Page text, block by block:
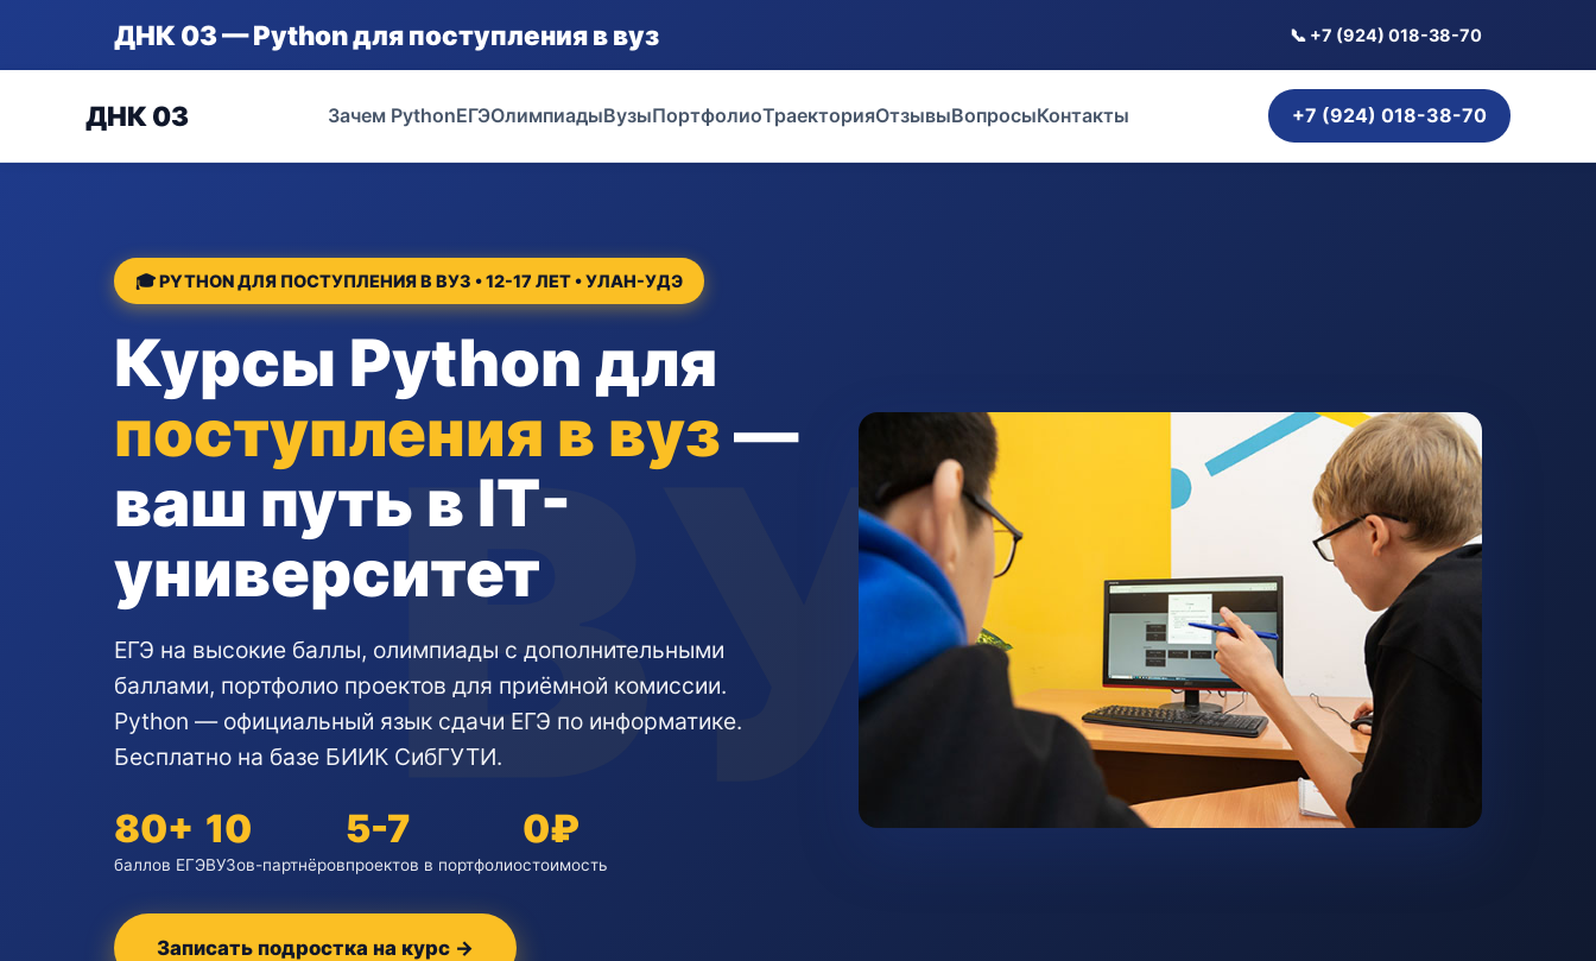
ДНК 03 — Python для поступления в вуз 📞 +7 (924) 018-38-70
ДНК 03 Зачем PythonЕГЭОлимпиадыВузыПортфолиоТраекторияОтзывыВопросыКонтакты +7 (924) 018-38-70
🎓 PYTHON ДЛЯ ПОСТУПЛЕНИЯ В ВУЗ • 12-17 ЛЕТ • УЛАН-УДЭ
Курсы Python для
поступления в вуз—
ваш путь в IT-
университет
ЕГЭ на высокие баллы, олимпиады с дополнительными
баллами, портфолио проектов для приёмной комиссии.
Python — официальный язык сдачи ЕГЭ по информатике.
Бесплатно на базе БИИК СибГУТИ.
80+
баллов ЕГЭ
10
ВУЗов-партнёров
5-7
проектов в портфолио
0₽
стоимость
Записать подростка на курс →